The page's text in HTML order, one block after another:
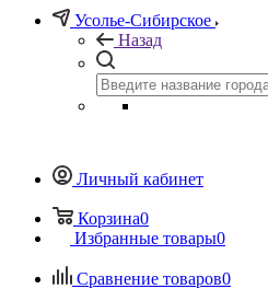
Усолье-Сибирское
Назад
Личный кабинет
Корзина0
Избранные товары0
Сравнение товаров0